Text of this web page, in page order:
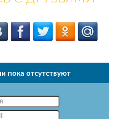
пока отсутствуют